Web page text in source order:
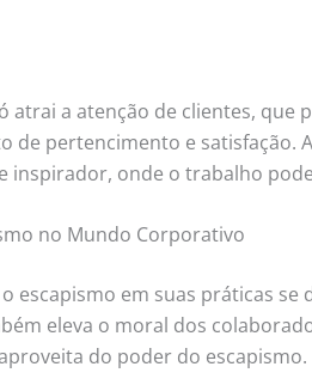
atrai a atenção de clientes,
de pertencimento e satisfação.
inspirador, onde o trabalho
no Mundo Corporativo
escapismo em suas práticas
eleva o moral dos
do poder do escapismo.